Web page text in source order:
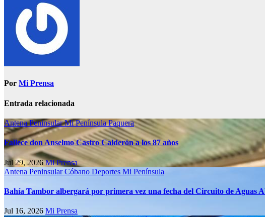
Por Mi Prensa
Entrada relacionada
Antena PeninsularMi PenínsulaPaquera
Fallece don Anselmo Castro Calderón a los 87 años
Jul 29, 2026Mi Prensa
Antena PeninsularCóbano Deportes Mi Península
Bahía Tambor albergará por primera vez una fecha del Circuito de Aguas
Jul 16, 2026 Mi Prensa